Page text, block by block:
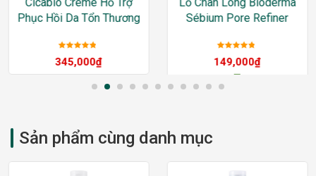
Phục Hồi Da Tổn Thương
hạng5sao
345,000₫
Sébium Pore Refiner
hạng5sao
149,000₫
–
368,000
Sản phẩm cùng danh mục